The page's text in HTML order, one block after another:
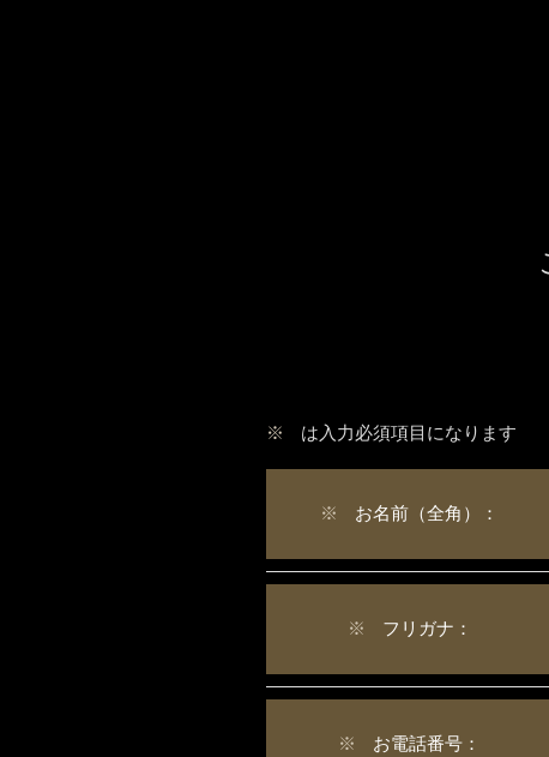
※ は入力必須項目になります
※ お名前（全角）：
※ フリガナ：
※ お電話番号：